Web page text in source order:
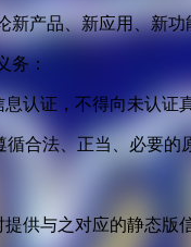
产品、新应用、新
务：
认证，不得向未认
合法、正当、必要
供与之对应的静态版